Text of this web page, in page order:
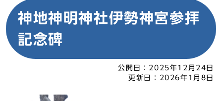
神地神明神社伊勢神宮参拝
記念碑
公開日： 2025年12月24日
更新日：
2026年1月8日